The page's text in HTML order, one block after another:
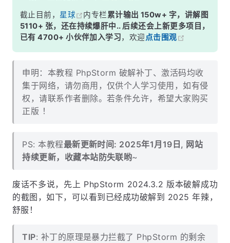
截止目前， 星球 内专栏累计输出 150w+ 字，讲解图
5110+ 张，还在持续爆肝中.. 后续还会上新更多项目，
已有 4700+ 小伙伴加入学习，欢迎点击围观
申明：本教程 PhpStorm 破解补丁、激活码均收
集于网络，请勿商用，仅供个人学习使用，如有侵
权，请联系作者删除。若条件允许，希望大家购买
正版 ！
PS: 本教程最新更新时间: 2025年1月19日, 网站
持续更新，收藏本站防失联哟~
废话不多说，先上 PhpStorm 2024.3.2 版本破解成功
的截图，如下，可以看到已经成功破解到 2025 年辣，
舒服！
TIP: 补丁的原理是暴力拦截了 PhpStorm 的剩余